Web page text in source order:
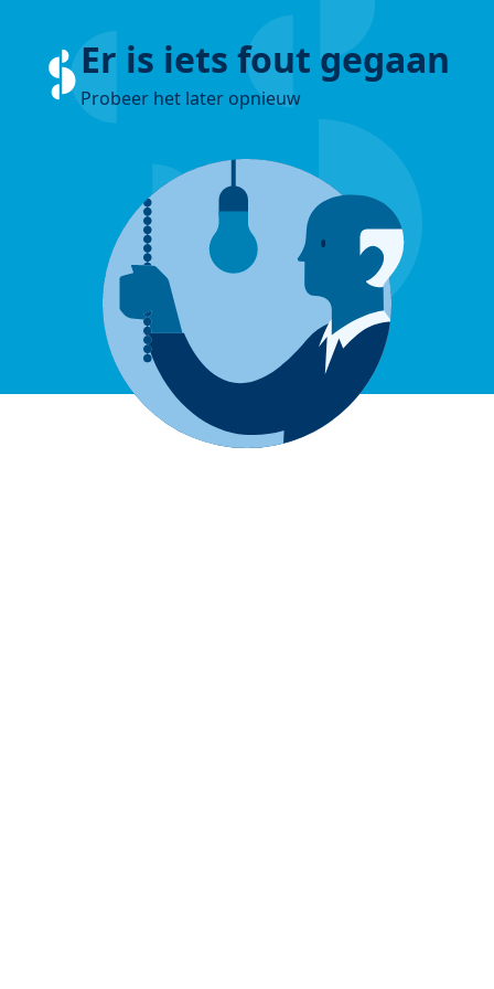
Er is iets fout gegaan
Probeer het later opnieuw